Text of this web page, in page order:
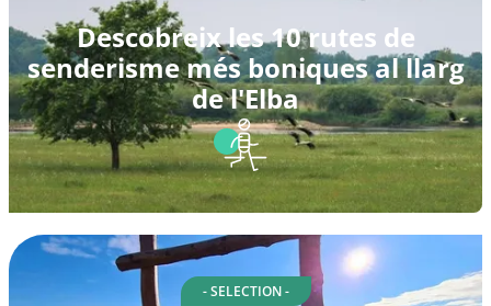
Descobreix les 10 rutes de
senderisme més boniques al llarg
de l'Elba
- SELECTION -